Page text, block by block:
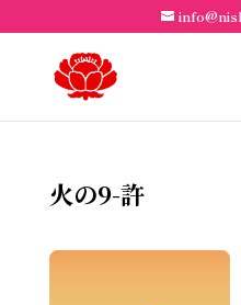
火の9-許